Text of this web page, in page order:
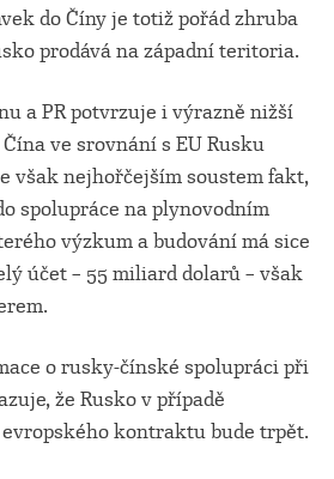
do Číny je totiž pořád zhruba
prodává na západní teritoria.
a PR potvrzuje i výrazně nižší
ve srovnání s EU Rusku
však nejhořčejším soustem fakt,
spolupráce na plynovodním
výzkum a budování má sice
účet – 55 miliard dolarů – však
o rusky-čínské spolupráci při
že Rusko v případě
kontraktu bude trpět.